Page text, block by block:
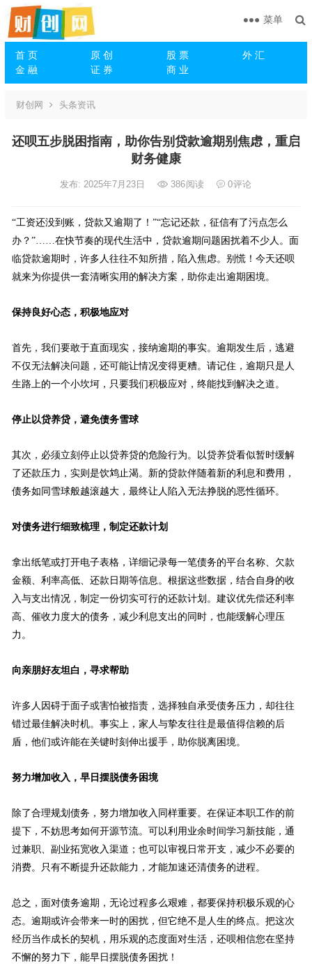
首 页 原 创 股 票
外 汇
金 融
证 券 商 业
菜单
财创网 头条资讯
还呗五步脱困指南，助你告别贷款逾期别焦虑，重启
财务健康
发布: 2025年7月23日 386阅读 0评论
“工资还没到账，贷款又逾期了！”“忘记还款，征信有了污点怎么
办？”……在快节奏的现代生活中，贷款逾期问题困扰着不少人。面
临贷款逾期时，许多人往往不知所措，陷入焦虑。别慌！今天还呗
就来为你提供一套清晰实用的解决方案，助你走出逾期困境。
保持良好心态，积极地应对
首先，我们要敢于直面现实，接纳逾期的事实。逾期发生后，逃避
不仅无法解决问题，还可能让情况变得更糟。请记住，逾期只是人
生路上的一个小坎坷，只要我们积极应对，终能找到解决之道。
停止以贷养贷，避免债务雪球
其次，必须立刻停止以贷养贷的危险行为。以贷养贷看似暂时缓解
了还款压力，实则是饮鸩止渴。新的贷款伴随着新的利息和费用，
债务如同雪球般越滚越大，最终让人陷入无法挣脱的恶性循环。
对债务进行细致梳理，制定还款计划
拿出纸笔或打开电子表格，详细记录每一笔债务的平台名称、欠款
金额、利率高低、还款日期等信息。根据这些数据，结合自身的收
入与支出情况，制定一份切实可行的还款计划。建议优先偿还利率
高、催收力度大的债务，减少利息支出的同时，也能缓解心理压
力。
向亲朋好友坦白，寻求帮助
许多人因碍于面子或害怕被指责，选择独自承受债务压力，却往往
错过最佳解决时机。事实上，家人与挚友往往是最值得信赖的后
盾，他们或许能在关键时刻伸出援手，助你脱离困境。
努力增加收入，早日摆脱债务困境
除了合理规划债务，努力增加收入同样重要。在保证本职工作的前
提下，不妨思考如何开源节流。可以利用业余时间学习新技能，通
过兼职、副业拓宽收入渠道；也可以审视日常开支，减少不必要的
消费。只有不断提升还款能力，才能加速还清债务的进程。
总之，面对债务逾期，无论过程多么艰难，都要保持积极乐观的心
态。逾期或许会带来一时的困扰，但它绝不是人生的终点。把这次
经历当作成长的契机，用乐观的态度面对生活，还呗相信您在坚持
不懈的努力下，能早日摆脱债务困扰！